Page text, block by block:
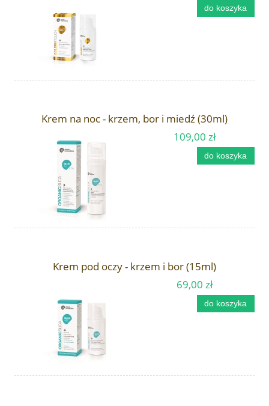
do koszyka
Krem na noc - krzem, bor i miedź (30ml)
109,00 zł
do koszyka
Krem pod oczy - krzem i bor (15ml)
69,00 zł
do koszyka